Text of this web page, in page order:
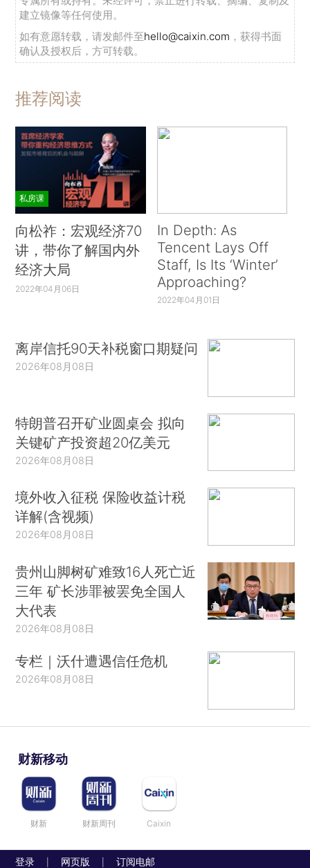
建立镜像等任何使用。
如有意愿转载，请发邮件至hello@caixin.com ，获得书面
确认及授权后，方可转载。
推荐阅读
私房课
向松祚：宏观经济70
讲，带你了解国内外
经济大局
2022年04月06日
In Depth: As
Tencent Lays Off
Staff, Is Its ‘Winter’
Approaching?
2022年04月01日
离岸信托90天补税窗口期疑问
2026年08月08日
特朗普召开矿业圆桌会 拟向
关键矿产投资超20亿美元
2026年08月08日
境外收入征税 保险收益计税
详解(含视频)
2026年08月08日
贵州山脚树矿难致16人死亡近
三年 矿长涉罪被罢免全国人
大代表
2026年08月08日
专栏｜沃什遭遇信任危机
2026年08月08日
财新移动
财新 财新周刊 Caixin
登录 网页版 订阅电邮